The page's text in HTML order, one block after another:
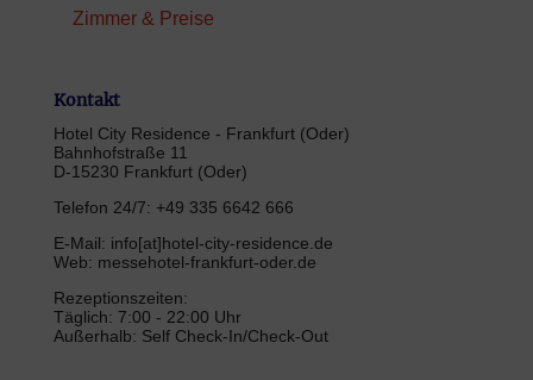
Zimmer & Preise
Kontakt
Hotel City Residence - Frankfurt (Oder)
Bahnhofstraße 11
D-15230 Frankfurt (Oder)
Telefon 24/7: +49 335 6642 666
E-Mail: info[at]hotel-city-residence.de
Web: messehotel-frankfurt-oder.de
Rezeptionszeiten:
Täglich: 7:00 - 22:00 Uhr
Außerhalb: Self Check-In/Check-Out